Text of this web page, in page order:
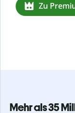
Mehr als 35